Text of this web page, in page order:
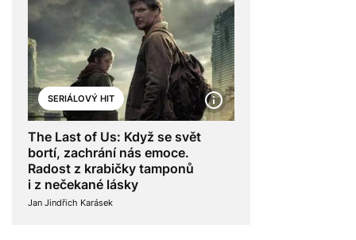
SERIÁLOVÝ HIT
The Last of Us: Když se svět
bortí, zachrání nás emoce.
Radost z krabičky tamponů
i z nečekané lásky
Jan Jindřich Karásek